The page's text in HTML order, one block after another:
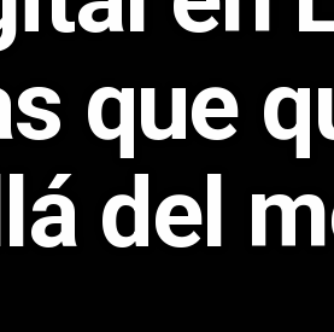
que
del